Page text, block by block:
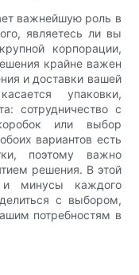
важнейшую роль в
являетесь ли вы
корпорации,
крайне важен
и доставки вашей
упаковки,
сотрудничество с
или выбор
вариантов есть
поэтому важно
решения. В этой
минусы каждого
с выбором,
потребностям в